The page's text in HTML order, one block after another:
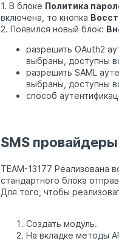
1. В блоке Политика
включена, то кнопка
2. Появился новый блок:
разрешить OAuth2
выбраны, доступны
разрешить SAML
выбраны, доступны
способ
SMS провайдеры
TEAM-13177 Реализована
стандартного блока
Для того, чтобы
Создать модуль.
На вкладке методы